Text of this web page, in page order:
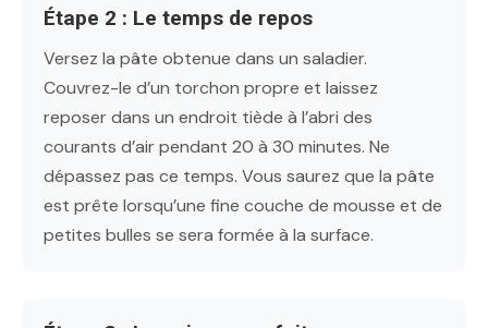
Étape 2 : Le temps de repos
Versez la pâte obtenue dans un saladier.
Couvrez-le d’un torchon propre et laissez
reposer dans un endroit tiède à l’abri des
courants d’air pendant 20 à 30 minutes. Ne
dépassez pas ce temps. Vous saurez que la pâte
est prête lorsqu’une fine couche de mousse et de
petites bulles se sera formée à la surface.